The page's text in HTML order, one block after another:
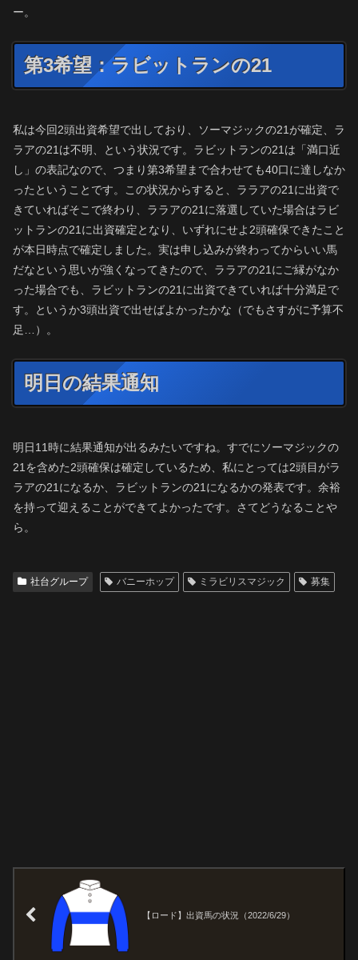
ー。
第3希望：ラビットランの21
私は今回2頭出資希望で出しており、ソーマジックの21が確定、ラ
ラアの21は不明、という状況です。ラビットランの21は「満口近
し」の表記なので、つまり第3希望まで合わせても40口に達しなか
ったということです。この状況からすると、ララアの21に出資で
きていればそこで終わり、ララアの21に落選していた場合はラビ
ットランの21に出資確定となり、いずれにせよ2頭確保できたこと
が本日時点で確定しました。実は申し込みが終わってからいい馬
だなという思いが強くなってきたので、ララアの21にご縁がなか
った場合でも、ラビットランの21に出資できていれば十分満足で
す。というか3頭出資で出せばよかったかな（でもさすがに予算不
足…）。
明日の結果通知
明日11時に結果通知が出るみたいですね。すでにソーマジックの
21を含めた2頭確保は確定しているため、私にとっては2頭目がラ
ラアの21になるか、ラビットランの21になるかの発表です。余裕
を持って迎えることができてよかったです。さてどうなることや
ら。
社台グループ バニーホップ ミラビリスマジック 募集
【ロード】出資馬の状況（2022/6/29）